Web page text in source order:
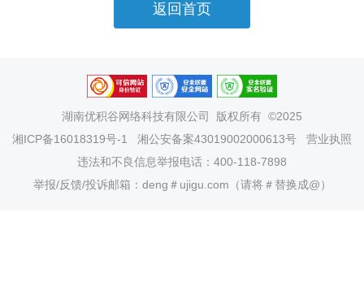
返回首页
湖南优积谷网络科技有限公司
版权所有 ©2025
湘ICP备16018319号-1
湘公安备案43019002000613号
营业执照
违法和不良信息举报电话：400-118-7898
举报/反馈/投诉邮箱：deng＃ujigu.com（请将＃替换成@）